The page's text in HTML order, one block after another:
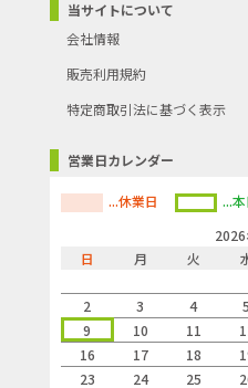
当サイトについて
会社情報
販売利用規約
特定商取引法に基づく表示
営業日カレンダー
...休業日
...本
日
月 火
2
3 4 5
9
10 11
16
17 18
23
24 25